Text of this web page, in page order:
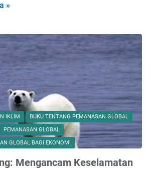
»
o
m
b
n
g
L
a
u
t
a
IKLIM
BUKU TENTANG PEMANASAN GLOBAL
PEMANASAN GLOBAL
GLOBAL BAGI EKONOMI
Mengancam Keselamatan